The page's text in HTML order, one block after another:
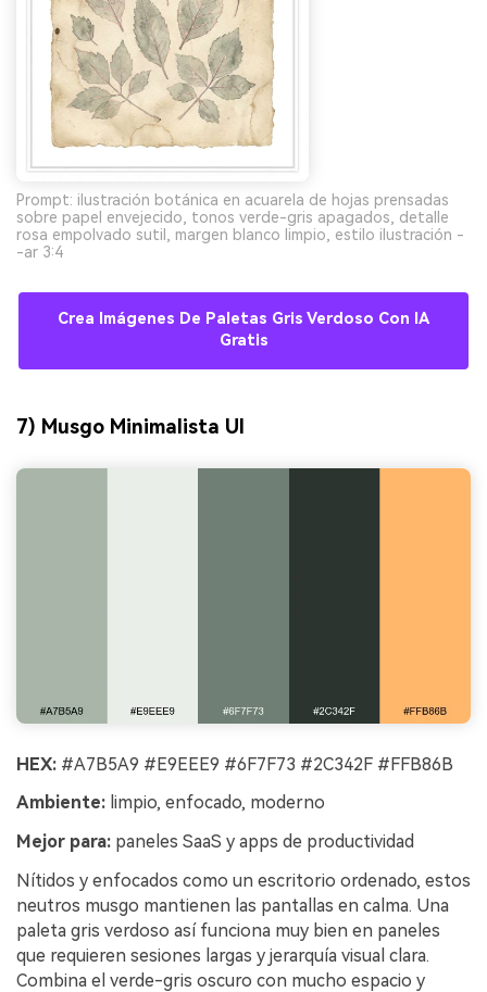
Prompt: ilustración botánica en acuarela de hojas prensadas
sobre papel envejecido, tonos verde-gris apagados, detalle
rosa empolvado sutil, margen blanco limpio, estilo ilustración -
-ar 3:4
Crea Imágenes De Paletas Gris Verdoso Con IA
Gratis
7) Musgo Minimalista UI
HEX: #A7B5A9 #E9EEE9 #6F7F73 #2C342F #FFB86B
Ambiente: limpio, enfocado, moderno
Mejor para: paneles SaaS y apps de productividad
Nítidos y enfocados como un escritorio ordenado, estos
neutros musgo mantienen las pantallas en calma. Una
paleta gris verdoso así funciona muy bien en paneles
que requieren sesiones largas y jerarquía visual clara.
Combina el verde-gris oscuro con mucho espacio y